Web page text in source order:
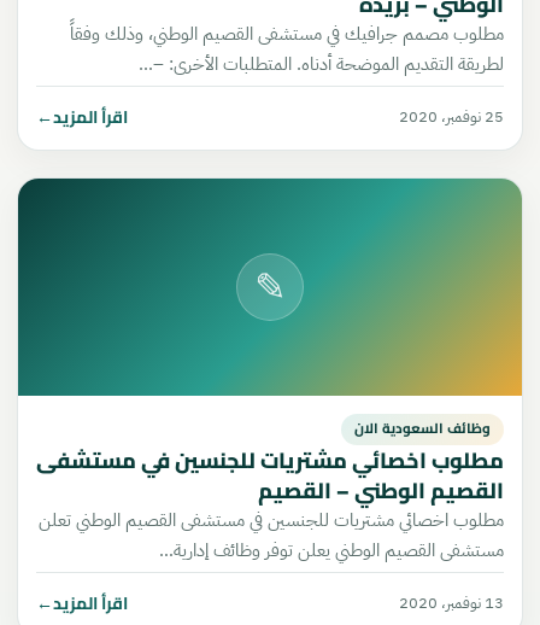
مطلوب مصمم جرافيك في مستشفى القصيم الوطني، وذلك وفقاً
لطريقة التقديم الموضحة أدناه. المتطلبات الأخرى: –…
25 نوفمبر، 2020 اقرأ المزيد←
✎
وظائف السعودية الان
مطلوب اخصائي مشتريات للجنسين في مستشفى
القصيم الوطني – القصيم
مطلوب اخصائي مشتريات للجنسين في مستشفى القصيم الوطني تعلن
مستشفى القصيم الوطني يعلن توفر وظائف إدارية…
13 نوفمبر، 2020 اقرأ المزيد←